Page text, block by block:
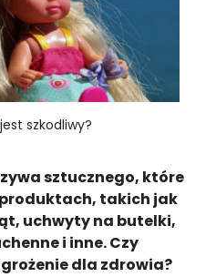
szkodliwy?
sztucznego, które
takich jak
uchwyty na butelki,
i inne. Czy
dla zdrowia?